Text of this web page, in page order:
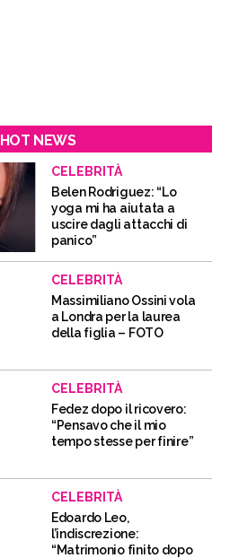
HOT NEWS
CELEBRITÀ
Belen Rodriguez: “Lo
yoga mi ha aiutata a
uscire dagli attacchi di
panico”
CELEBRITÀ
Massimiliano Ossini vola
a Londra per la laurea
della figlia – FOTO
CELEBRITÀ
Fedez dopo il ricovero:
“Pensavo che il mio
tempo stesse per finire”
CELEBRITÀ
Edoardo Leo,
l’indiscrezione:
“Matrimonio finito dopo